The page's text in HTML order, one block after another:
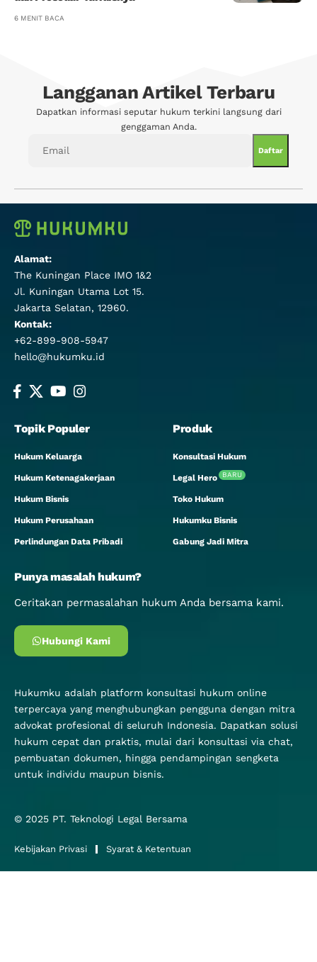
6 MENIT BACA
Langganan Artikel Terbaru
Dapatkan informasi seputar hukum terkini langsung dari
genggaman Anda.
Alamat:
The Kuningan Place IMO 1&2
Jl. Kuningan Utama Lot 15.
Jakarta Selatan, 12960.
Kontak:
+62-899-908-5947
hello@hukumku.id
Topik Populer
Hukum Keluarga
Hukum Ketenagakerjaan
Hukum Bisnis
Hukum Perusahaan
Perlindungan Data Pribadi
Produk
Konsultasi Hukum
Legal Hero BARU
Toko Hukum
Hukumku Bisnis
Gabung Jadi Mitra
Punya masalah hukum?
Ceritakan permasalahan hukum Anda bersama kami.
Hubungi Kami
Hukumku adalah platform konsultasi hukum online
terpercaya yang menghubungkan pengguna dengan mitra
advokat profesional di seluruh Indonesia. Dapatkan solusi
hukum cepat dan praktis, mulai dari konsultasi via chat,
pembuatan dokumen, hingga pendampingan sengketa
untuk individu maupun bisnis.
© 2025 PT. Teknologi Legal Bersama
Kebijakan Privasi Syarat & Ketentuan